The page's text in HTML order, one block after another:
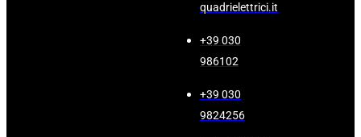
quadrielettrici.it
+39 030
986102
+39 030
9824256